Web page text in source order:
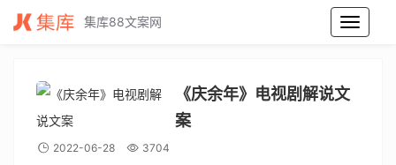
《庆余年》电视剧解说文案集库88文案网
《庆余年》电视剧解说文
案
2022-06-28 3704